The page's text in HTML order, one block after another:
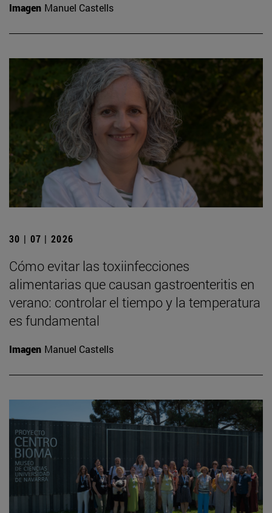
Imagen Manuel Castells
30 | 07 | 2026
Cómo evitar las toxiinfecciones
alimentarias que causan gastroenteritis en
verano: controlar el tiempo y la temperatura
es fundamental
Imagen Manuel Castells